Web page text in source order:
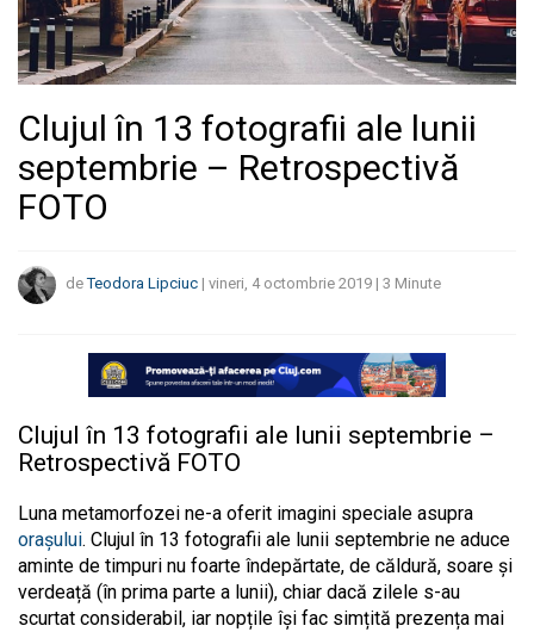
Clujul în 13 fotografii ale lunii
septembrie – Retrospectivă
FOTO
deTeodora Lipciuc | vineri, 4 octombrie 2019 | 3 Minute
Clujul în 13 fotografii ale lunii septembrie –
Retrospectivă FOTO
Luna metamorfozei ne-a oferit imagini speciale asupra
orașului. Clujul în 13 fotografii ale lunii septembrie ne aduce
aminte de timpuri nu foarte îndepărtate, de căldură, soare și
verdeață (în prima parte a lunii), chiar dacă zilele s-au
scurtat considerabil, iar nopțile își fac simțită prezența mai